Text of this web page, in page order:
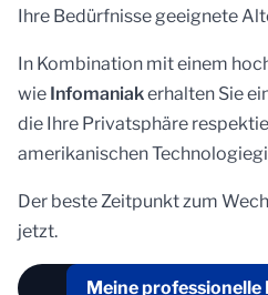
Ihre Bedürfnisse geeignete
In Kombination mit einem
wie Infomaniakerhalten Sie
die Ihre Privatsphäre
amerikanischen
Der beste Zeitpunkt zum
jetzt.
Meine professionelle